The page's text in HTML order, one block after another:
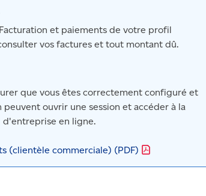
et paiements de votre profil
vos factures et tout montant dû.
que vous êtes correctement configuré et
ouvrir une session et accéder à la
en ligne.
(clientèle commerciale) (PDF)